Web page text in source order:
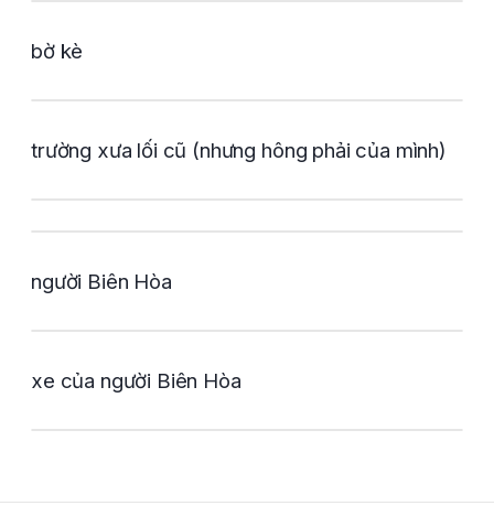
bờ kè
trường xưa lối cũ (nhưng hông phải của mình)
người Biên Hòa
xe của người Biên Hòa